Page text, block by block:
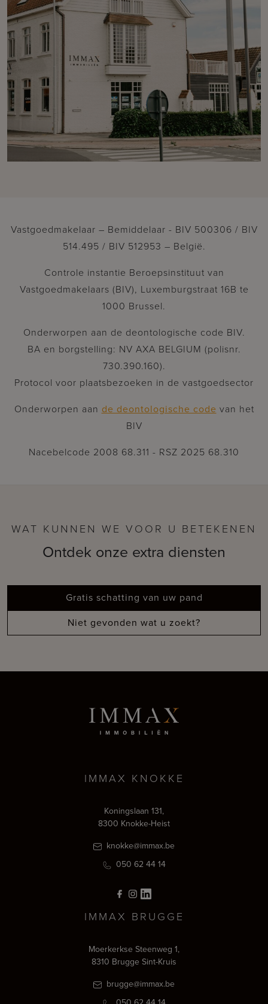
Vastgoedmakelaar – Bemiddelaar - BIV 500306 / BIV
514.495 / BIV 512953 – België.
Controle instantie Beroepsinstituut van
Vastgoedmakelaars (BIV), Luxemburgstraat 16B te
1000 Brussel.
Onderworpen aan de deontologische code BIV.
BA en borgstelling: NV AXA BELGIUM (polisnr.
730.390.160).
Protocol voor plaatsbezoeken in de vastgoedsector
Onderworpen aan de deontologische code van het
BIV
Nacebelcode 2008 68.311 - RSZ 2025 68.310
WAT KUNNEN WE VOOR U BETEKENEN
Ontdek onze extra diensten
Gratis schatting van uw pand
Niet gevonden wat u zoekt?
IMMAX KNOKKE
Koningslaan 131,
8300 Knokke-Heist
knokke@immax.be
050 62 44 14
IMMAX BRUGGE
Moerkerkse Steenweg 1,
8310 Brugge Sint-Kruis
brugge@immax.be